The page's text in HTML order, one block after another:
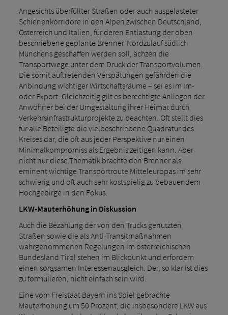
Angesichts überfüllter Straßen oder auch ausgelasteter
Schienenkorridore in den Alpen zwischen Deutschland,
Österreich und Italien, für deren Entlastung der oben
beschriebene geplante Brenner-Nordzulauf südlich
Münchens geschaffen werden soll, ächzen die
Transportwege unter dem Druck der Transportvolumen.
Die somit auftretenden Verspätungen gefährden die
Anbindung wichtiger Wirtschaftsräume – sei es im Im-
oder Export. Gleichzeitig gilt es berechtigte Anliegen der
Anwohner bei der Umgestaltung ihrer Heimat durch
Verkehrsinfrastrukturprojekte zu beachten. Oft stellt dies
für alle Beteiligte die vielbeschriebene Quadratur des
Kreises dar, die oft aus jeder Perspektive nur einen
Minimalkompromiss als Ergebnis zeitigen kann. Aber
nicht nur diese Thematik brachte den Brenner als
eminent wichtige Transportroute Mitteleuropas im sehr
schwierig und oft auch sehr kostspielig zu bebauendem
Hochgebirge in den Fokus.
LKW-Mauterhöhung in Diskussion
Auch die Bezahlung der von den Trucks genutzten
Straßen sowie die als Anti-Transitmaßnahmen
wahrgenommenen Regelungen im österreichischen
Bundesland Tirol stehen im Blickpunkt und erfordern
einen sorgsamen Interessenausgleich. Der, so klar ist dies
zu formulieren, nicht einfach sein wird.
Eine vom Freistaat Bayern ins Spiel gebrachte
Mauterhöhung um 50 Prozent, die insbesondere LKW aus